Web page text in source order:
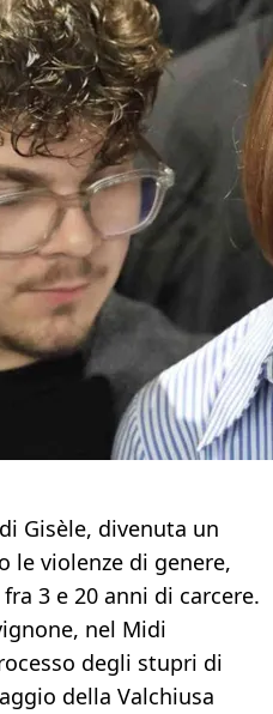
Gisèle, divenuta un
le violenze di genere,
3 e 20 anni di carcere.
nel Midi
degli stupri di
della Valchiusa